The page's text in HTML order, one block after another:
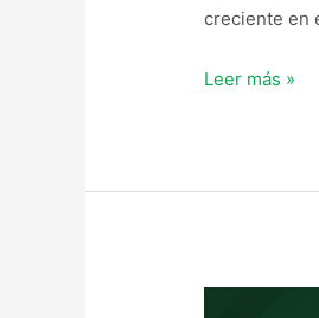
creciente en
Leer más »